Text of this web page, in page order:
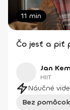
11 min
Čo jesť a piť
Jan
HIIT
Náučné
Bez pomôcok